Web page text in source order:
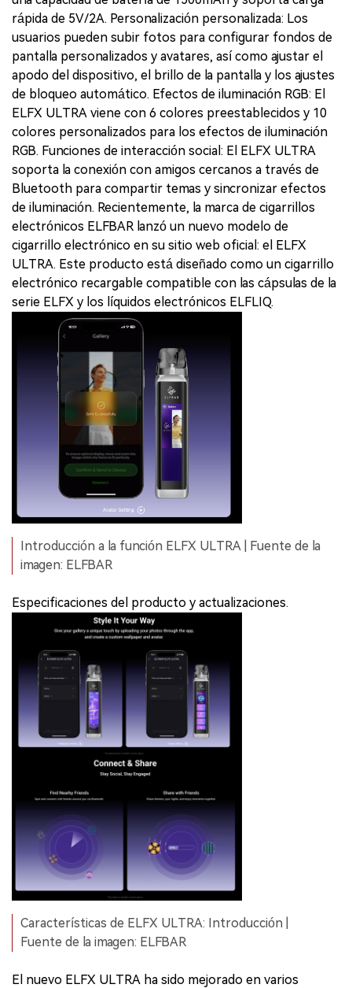
rápida de 5V/2A. Personalización personalizada: Los
usuarios pueden subir fotos para configurar fondos de
pantalla personalizados y avatares, así como ajustar el
apodo del dispositivo, el brillo de la pantalla y los ajustes
de bloqueo automático. Efectos de iluminación RGB: El
ELFX ULTRA viene con 6 colores preestablecidos y 10
colores personalizados para los efectos de iluminación
RGB. Funciones de interacción social: El ELFX ULTRA
soporta la conexión con amigos cercanos a través de
Bluetooth para compartir temas y sincronizar efectos
de iluminación. Recientemente, la marca de cigarrillos
electrónicos ELFBAR lanzó un nuevo modelo de
cigarrillo electrónico en su sitio web oficial: el ELFX
ULTRA. Este producto está diseñado como un cigarrillo
electrónico recargable compatible con las cápsulas de la
serie ELFX y los líquidos electrónicos ELFLIQ.
Introducción a la función ELFX ULTRA | Fuente de la
imagen: ELFBAR
Especificaciones del producto y actualizaciones.
Características de ELFX ULTRA: Introducción |
Fuente de la imagen: ELFBAR
El nuevo ELFX ULTRA ha sido mejorado en varios